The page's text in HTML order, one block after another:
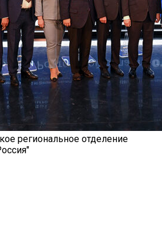
региональное отделение